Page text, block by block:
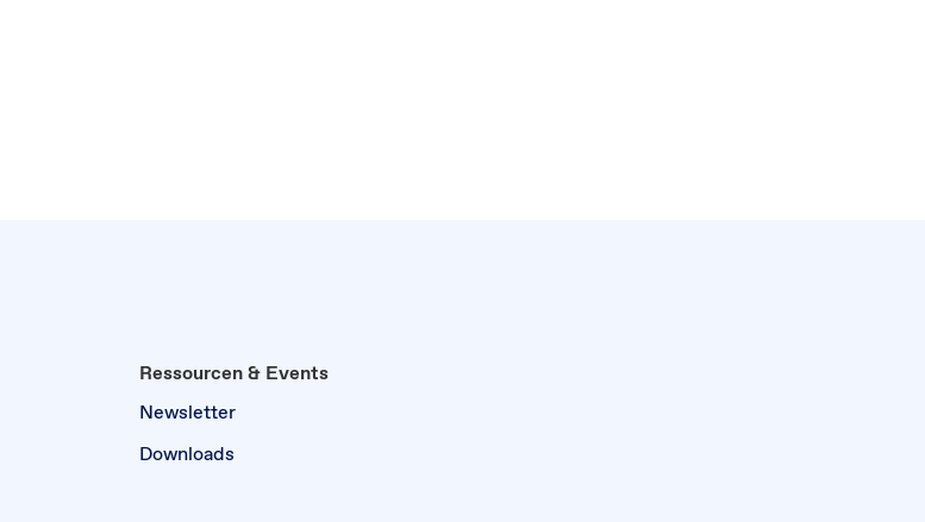
Ressourcen & Events
Newsletter
Downloads